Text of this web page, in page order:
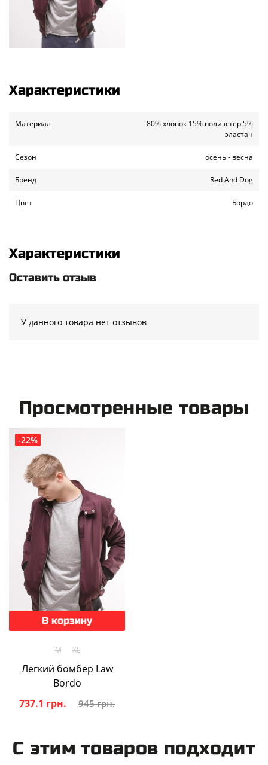
Характеристики
Материал
80% хлопок 15% полиэстер 5%
эластан
Сезон осень - весна
Бренд Red And Dog
Цвет Бордо
Характеристики
Оставить отзыв
У данного товара нет отзывов
Просмотренные товары
-22%
В корзину
M XL
Легкий бомбер Law
Bordo
737.1 грн.
945 грн.
С этим товаров подходит